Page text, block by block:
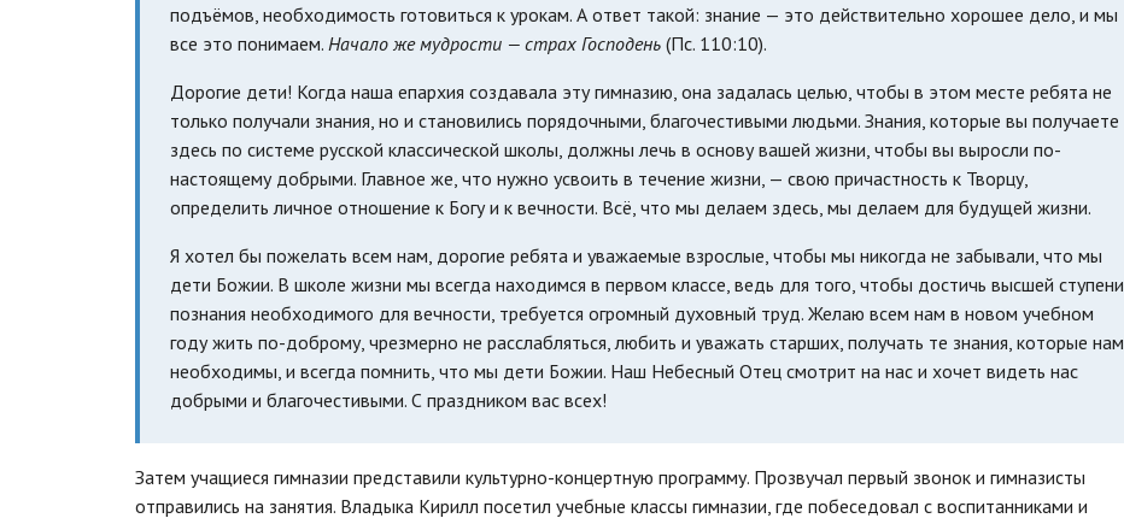
подъёмов, необходимость готовиться к урокам. А ответ такой: знание — это действительно хорошее дело, и мы
все это понимаем. Начало же мудрости — страх Господень(Пс. 110:10).
Дорогие дети! Когда наша епархия создавала эту гимназию, она задалась целью, чтобы в этом месте ребята не
только получали знания, но и становились порядочными, благочестивыми людьми. Знания, которые вы получаете
здесь по системе русской классической школы, должны лечь в основу вашей жизни, чтобы вы выросли по-
настоящему добрыми. Главное же, что нужно усвоить в течение жизни, — свою причастность к Творцу,
определить личное отношение к Богу и к вечности. Всё, что мы делаем здесь, мы делаем для будущей жизни.
Я хотел бы пожелать всем нам, дорогие ребята и уважаемые взрослые, чтобы мы никогда не забывали, что мы
дети Божии. В школе жизни мы всегда находимся в первом классе, ведь для того, чтобы достичь высшей ступени
познания необходимого для вечности, требуется огромный духовный труд. Желаю всем нам в новом учебном
году жить по-доброму, чрезмерно не расслабляться, любить и уважать старших, получать те знания, которые нам
необходимы, и всегда помнить, что мы дети Божии. Наш Небесный Отец смотрит на нас и хочет видеть нас
добрыми и благочестивыми. С праздником вас всех!
Затем учащиеся гимназии представили культурно-концертную программу. Прозвучал первый звонок и гимназисты
отправились на занятия. Владыка Кирилл посетил учебные классы гимназии, где побеседовал с воспитанниками и